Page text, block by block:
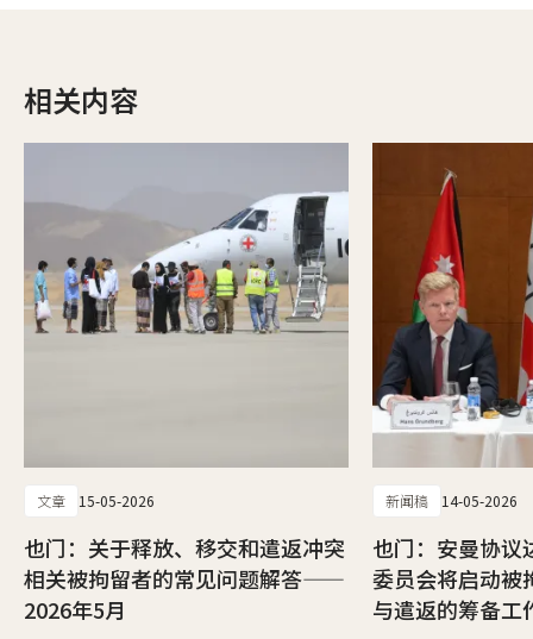
相关内容
文章 15-05-2026
也门：关于释放、移交和遣返冲突
相关被拘留者的常见问题解答——
2026年5月
新闻稿 14-05-2026
也门：安曼协议
委员会将启动被
与遣返的筹备工